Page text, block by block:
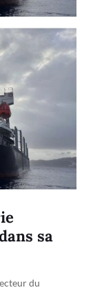
sa
du